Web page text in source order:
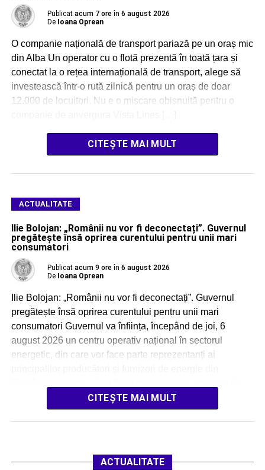
Publicat acum 7 ore în 6 august 2026
De Ioana Oprean
O companie națională de transport pariază pe un oraș mic
din Alba Un operator cu o flotă prezentă în toată țara și
conectat la o rețea internațională de transport, alege să
investească într-o rută zilnică pentru un oraș de doar
12.000 de locuitori. Nu e o mișcare obișnuită pentru o
CITEȘTE MAI MULT
ACTUALITATE
Ilie Bolojan: „Românii nu vor fi deconectați”. Guvernul
pregătește însă oprirea curentului pentru unii mari
consumatori
Publicat acum 9 ore în 6 august 2026
De Ioana Oprean
Ilie Bolojan: „Românii nu vor fi deconectați”. Guvernul
pregătește însă oprirea curentului pentru unii mari
consumatori Guvernul va înființa, începând de joi, 6
august 2026 un centru operativ național în sectorul
energetic, din care vor face parte reprezentanți ai
CITEȘTE MAI MULT
ACTUALITATE